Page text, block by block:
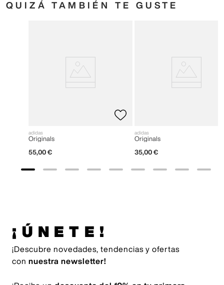
QUIZÁ TAMBIÉN TE GUSTE
adidas
Originals
55,00 €
adidas
Originals
35,00 €
¡ÚNETE!
¡Descubre novedades, tendencias y ofertas
con nuestra newsletter!